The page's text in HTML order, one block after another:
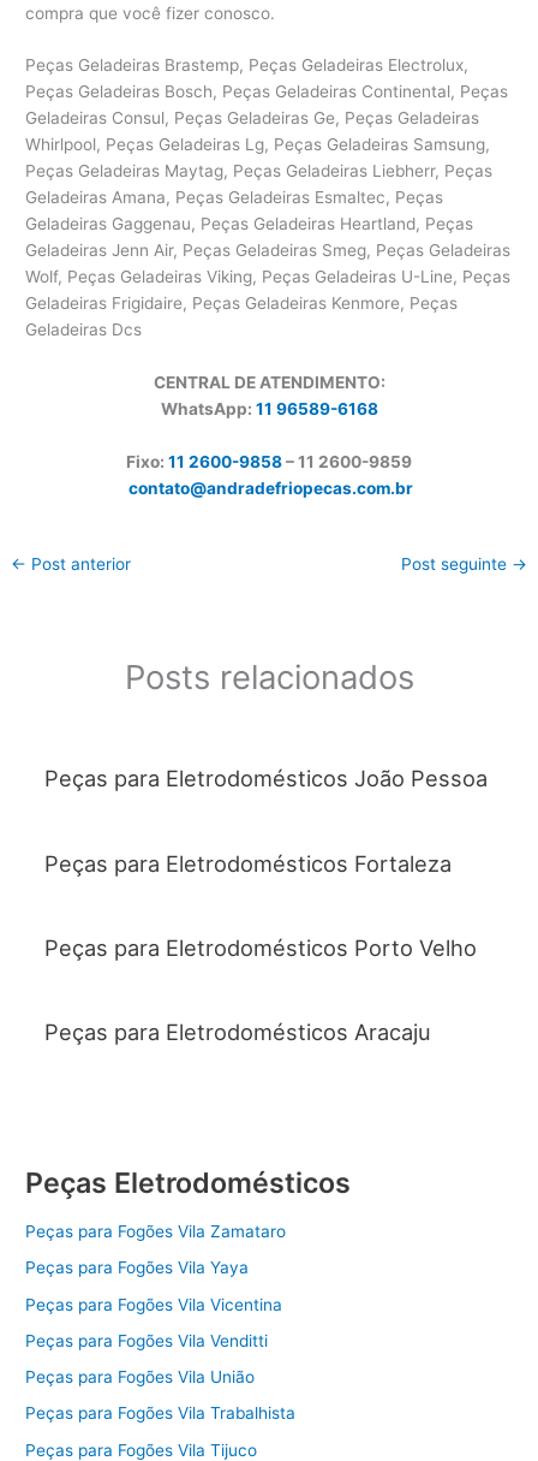
compra que você fizer conosco.
Peças Geladeiras Brastemp, Peças Geladeiras Electrolux,
Peças Geladeiras Bosch, Peças Geladeiras Continental, Peças
Geladeiras Consul, Peças Geladeiras Ge, Peças Geladeiras
Whirlpool, Peças Geladeiras Lg, Peças Geladeiras Samsung,
Peças Geladeiras Maytag, Peças Geladeiras Liebherr, Peças
Geladeiras Amana, Peças Geladeiras Esmaltec, Peças
Geladeiras Gaggenau, Peças Geladeiras Heartland, Peças
Geladeiras Jenn Air, Peças Geladeiras Smeg, Peças Geladeiras
Wolf, Peças Geladeiras Viking, Peças Geladeiras U-Line, Peças
Geladeiras Frigidaire, Peças Geladeiras Kenmore, Peças
Geladeiras Dcs
CENTRAL DE ATENDIMENTO:
WhatsApp: 11 96589-6168
Fixo: 11 2600-9858– 11 2600-9859
contato@andradefriopecas.com.br
← Post anterior Post seguinte →
Posts relacionados
Peças para Eletrodomésticos João Pessoa
Peças para Eletrodomésticos Fortaleza
Peças para Eletrodomésticos Porto Velho
Peças para Eletrodomésticos Aracaju
Peças Eletrodomésticos
Peças para Fogões Vila Zamataro
Peças para Fogões Vila Yaya
Peças para Fogões Vila Vicentina
Peças para Fogões Vila Venditti
Peças para Fogões Vila União
Peças para Fogões Vila Trabalhista
Peças para Fogões Vila Tijuco